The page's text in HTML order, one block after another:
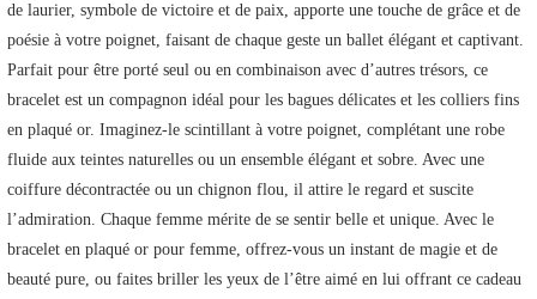
de laurier, symbole de victoire et de paix, apporte une touche de grâce et de
poésie à votre poignet, faisant de chaque geste un ballet élégant et captivant.
Parfait pour être porté seul ou en combinaison avec d’autres trésors, ce
bracelet est un compagnon idéal pour les bagues délicates et les colliers fins
en plaqué or. Imaginez-le scintillant à votre poignet, complétant une robe
fluide aux teintes naturelles ou un ensemble élégant et sobre. Avec une
coiffure décontractée ou un chignon flou, il attire le regard et suscite
l’admiration. Chaque femme mérite de se sentir belle et unique. Avec le
bracelet en plaqué or pour femme, offrez-vous un instant de magie et de
beauté pure, ou faites briller les yeux de l’être aimé en lui offrant ce cadeau